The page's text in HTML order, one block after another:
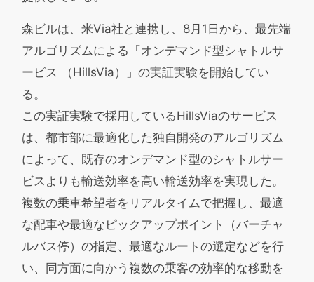
森ビルは、米Via社と連携し、8月1日から、最先端
アルゴリズムによる「オンデマンド型シャトルサ
ービス （HillsVia）」の実証実験を開始してい
る。
この実証実験で採用しているHillsViaのサービス
は、都市部に最適化した独自開発のアルゴリズム
によって、既存のオンデマンド型のシャトルサー
ビスよりも輸送効率を高い輸送効率を実現した。
複数の乗車希望者をリアルタイムで把握し、最適
な配車や最適なピックアップポイント（バーチャ
ルバス停）の指定、最適なルートの選定などを行
い、同方面に向かう複数の乗客の効率的な移動を